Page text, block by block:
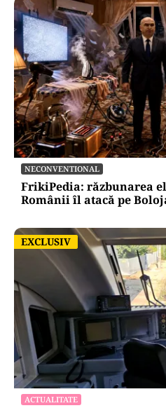
NECONVENTIONAL
FrikiPedia: răzbunarea
Românii îl atacă pe
EXCLUSIV
EXCLUSIV
ACTUALITATE